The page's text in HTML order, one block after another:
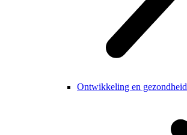
Ontwikkeling en gezondheid